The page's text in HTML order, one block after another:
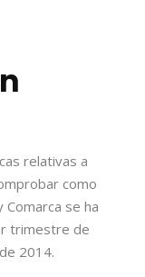
relativas a
como
se ha
trimestre de
2014.